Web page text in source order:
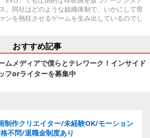
。同社はどのような組織体制で、いかにして世
ンを熱狂させるゲームを生み出しているのでし
おすすめ記事
ムメディアで僕らとテレワーク！インサイド
フorライターを募集中
制作クリエイター/未経験OK/モーション
不問/退職金制度あり